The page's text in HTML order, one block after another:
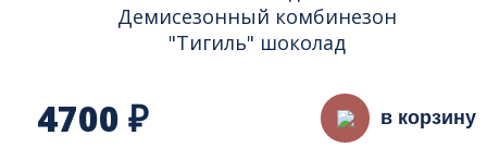
Демисезонный комбинезон
"Тигиль" шоколад
4700 ₽ в корзину